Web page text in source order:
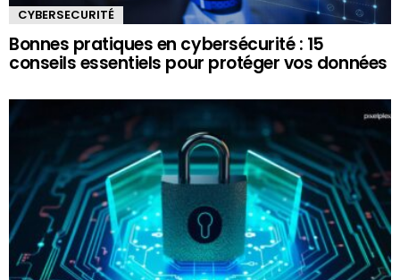
CYBERSECURITÉ
Bonnes pratiques en cybersécurité : 15
conseils essentiels pour protéger vos données